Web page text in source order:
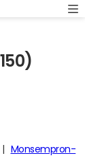
Monsempron-